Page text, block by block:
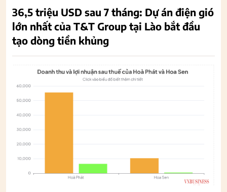
36,5 triệu USD sau 7 tháng: Dự án điện gió
lớn nhất của T&T Group tại Lào bắt đầu
tạo dòng tiền khủng